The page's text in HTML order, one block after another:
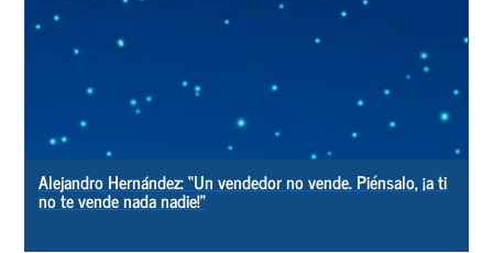
Alejandro Hernández: “Un vendedor no vende. Piénsalo, ¡a ti
no te vende nada nadie!”